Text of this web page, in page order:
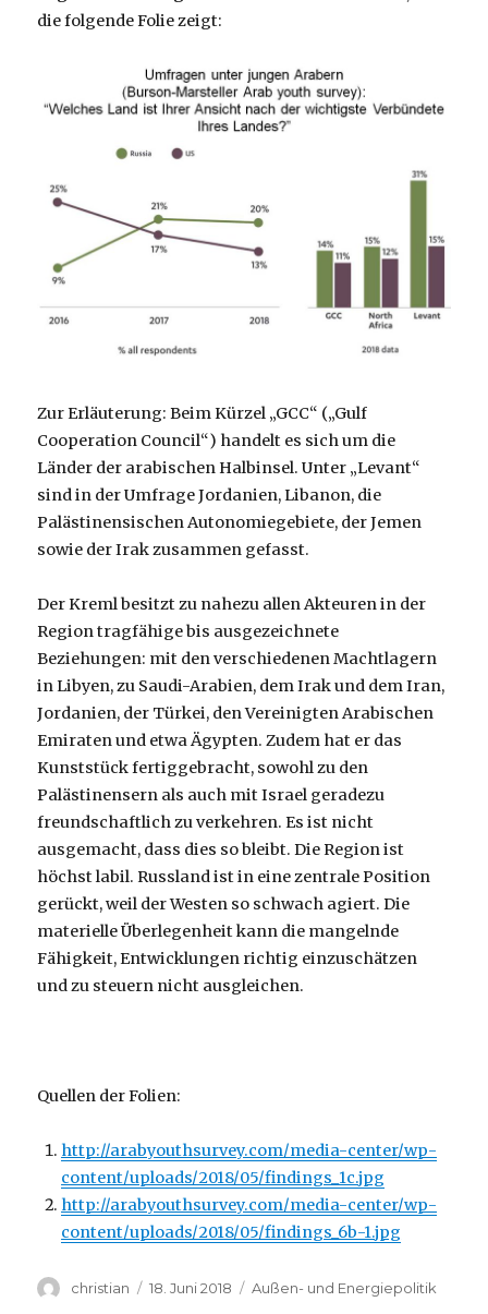
die folgende Folie zeigt:
Zur Erläuterung: Beim Kürzel „GCC“ („Gulf
Cooperation Council“) handelt es sich um die
Länder der arabischen Halbinsel. Unter „Levant“
sind in der Umfrage Jordanien, Libanon, die
Palästinensischen Autonomiegebiete, der Jemen
sowie der Irak zusammen gefasst.
Der Kreml besitzt zu nahezu allen Akteuren in der
Region tragfähige bis ausgezeichnete
Beziehungen: mit den verschiedenen Machtlagern
in Libyen, zu Saudi-Arabien, dem Irak und dem Iran,
Jordanien, der Türkei, den Vereinigten Arabischen
Emiraten und etwa Ägypten. Zudem hat er das
Kunststück fertiggebracht, sowohl zu den
Palästinensern als auch mit Israel geradezu
freundschaftlich zu verkehren. Es ist nicht
ausgemacht, dass dies so bleibt. Die Region ist
höchst labil. Russland ist in eine zentrale Position
gerückt, weil der Westen so schwach agiert. Die
materielle Überlegenheit kann die mangelnde
Fähigkeit, Entwicklungen richtig einzuschätzen
und zu steuern nicht ausgleichen.
Quellen der Folien:
http://arabyouthsurvey.com/media-center/wp-
content/uploads/2018/05/findings_1c.jpg
http://arabyouthsurvey.com/media-center/wp-
content/uploads/2018/05/findings_6b-1.jpg
Autor
christian
Veröffentlicht
18. Juni 2018 Kategorien
Außen- und Energiepolitik